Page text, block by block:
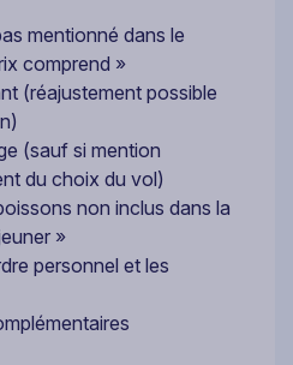
mentionné dans le
comprend »
(réajustement possible
(sauf si mention
du choix du vol)
non inclus dans la
»
personnel et les